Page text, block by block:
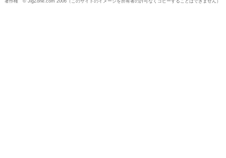
著作権 © JigZone.com 2006（このサイトのイメージを所有者の許可なくコピーすることはできません）